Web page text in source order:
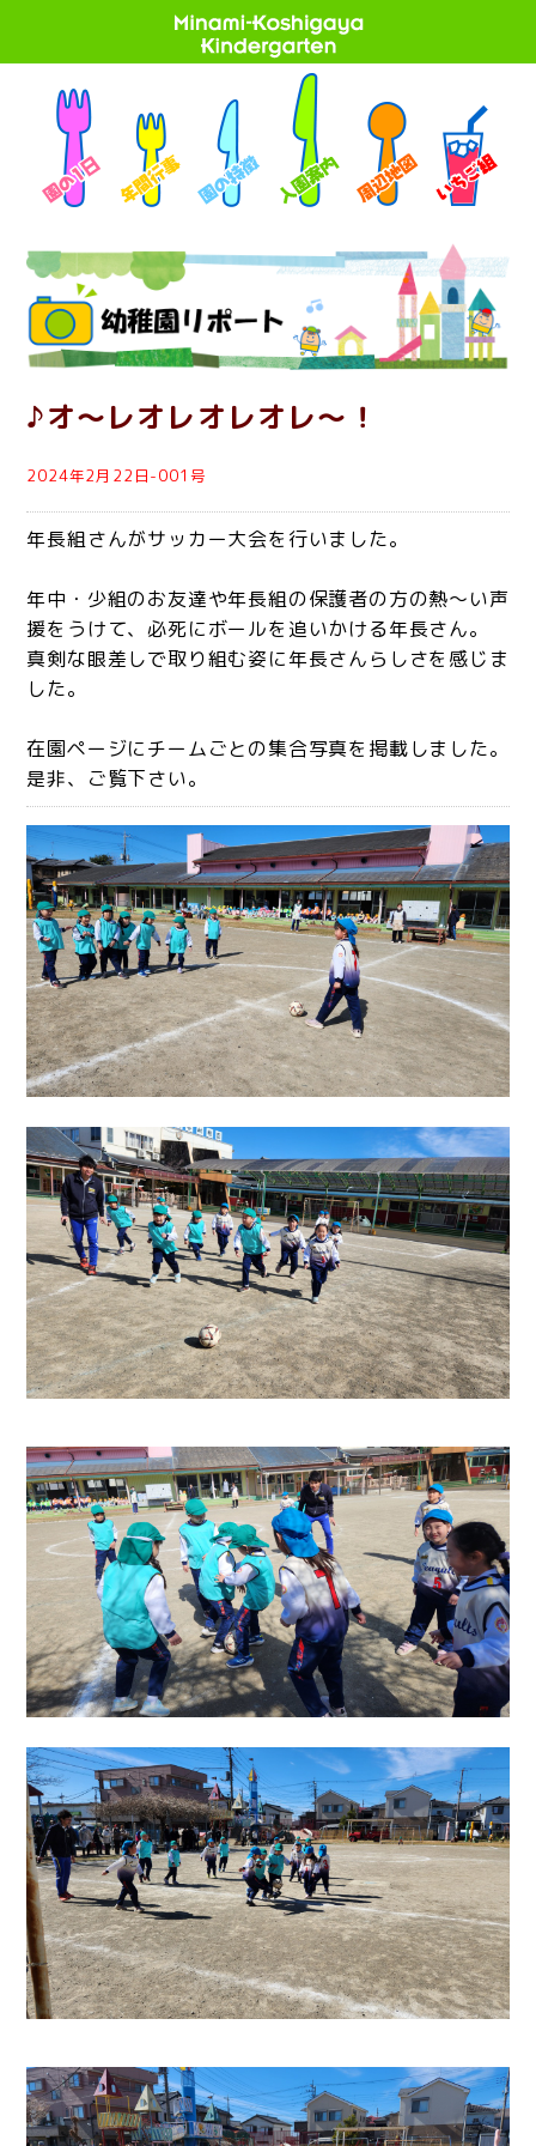
♪オ～レオレオレオレ～！
2024年2月22日-001号
年長組さんがサッカー大会を行いました。
年中・少組のお友達や年長組の保護者の方の熱～い声
援をうけて、必死にボールを追いかける年長さん。
真剣な眼差しで取り組む姿に年長さんらしさを感じま
した。
在園ページにチームごとの集合写真を掲載しました。
是非、ご覧下さい。